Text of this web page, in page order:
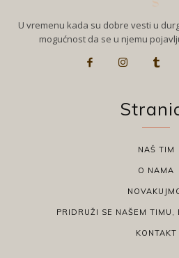
U vremenu kada su dobre vesti u
mogućnost da se u njemu
NAŠ TIM
O NAMA
PRIDRUŽI SE NAŠEM TIMU,
KONTAKT